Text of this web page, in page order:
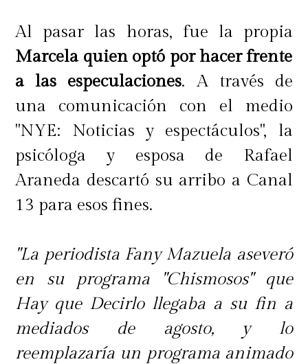
Al pasar las horas, fue la propia
Marcela quien optó por hacer frente
a las especulaciones. A través de
una comunicación con el medio
"NYE: Noticias y espectáculos", la
psicóloga y esposa de Rafael
Araneda descartó su arribo a Canal
13 para esos fines.
"La periodista Fany Mazuela aseveró
en su programa "Chismosos" que
Hay que Decirlo llegaba a su fin a
mediados de agosto, y lo
reemplazaría un programa animado